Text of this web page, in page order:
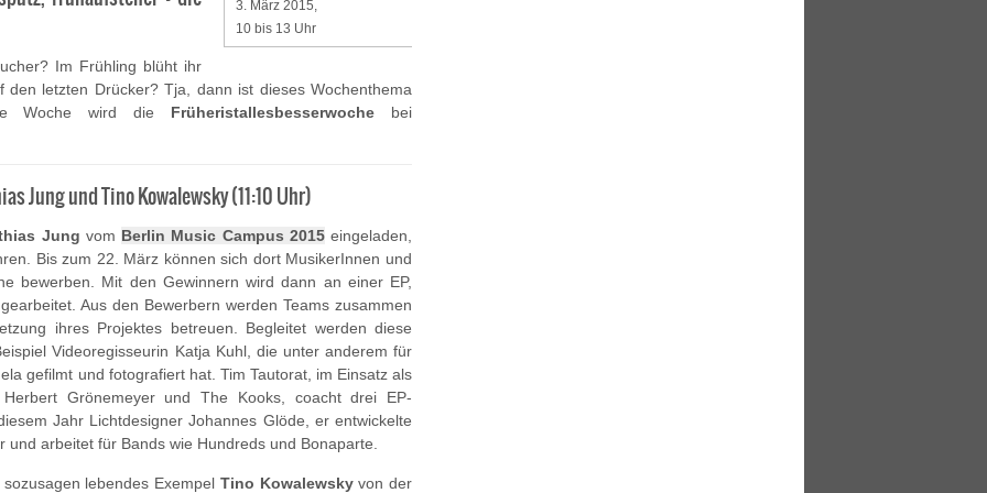
3. März 2015,
10 bis 13 Uhr
Im Frühling blüht ihr
letzten Drücker? Tja, dann ist dieses Wochenthema
Woche wird die Früheristallesbesserwoche bei
Jung und Tino Kowalewsky (11:10 Uhr)
Jung vom Berlin Music Campus 2015eingeladen,
Bis zum 22. März können sich dort MusikerInnen und
bewerben. Mit den Gewinnern wird dann an einer EP,
Aus den Bewerbern werden Teams zusammen
ihres Projektes betreuen. Begleitet werden diese
Videoregisseurin Katja Kuhl, die unter anderem für
gefilmt und fotografiert hat. Tim Tautorat, im Einsatz als
Grönemeyer und The Kooks, coacht drei EP-
Jahr Lichtdesigner Johannes Glöde, er entwickelte
arbeitet für Bands wie Hundreds und Bonaparte.
lebendes Exempel Tino Kowalewskyvon der